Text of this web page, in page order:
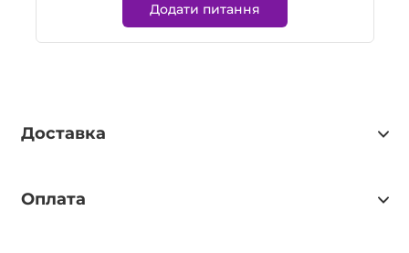
Додати питання
Доставка
Оплата